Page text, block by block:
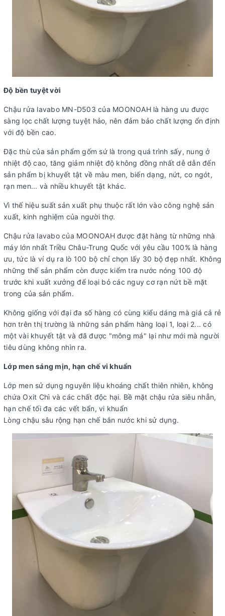
Độ bền tuyệt vời
Chậu rửa lavabo MN-D503 của MOONOAH là hàng ưu được
sàng lọc chất lượng tuyệt hảo, nên đảm bảo chất lượng ổn định
với độ bền cao.
Đặc thù của sản phẩm gốm sứ là trong quá trình sấy, nung ở
nhiệt độ cao, tăng giảm nhiệt độ không đồng nhất dễ dẫn đến
sản phẩm bị khuyết tật về màu men, biến dạng, nứt, co ngót,
rạn men... và nhiều khuyết tật khác.
Vì thế hiệu suất sản xuất phụ thuộc rất lớn vào công nghệ sản
xuất, kinh nghiệm của người thợ.
Chậu rửa lavabo của MOONOAH được đặt hàng từ những nhà
máy lớn nhất Triều Châu-Trung Quốc với yêu cầu 100% là hàng
ưu, tức là ví dụ ra lò 100 bộ chỉ chọn lấy 30 bộ đẹp nhất. Không
những thế sản phẩm còn được kiểm tra nước nóng 100 độ
trước khi xuất xưởng để loại bỏ các nguy cơ rạn nứt bề mặt
trong của sản phẩm.
Không giống với đại đa số hàng có cùng kiểu dáng mà giá cả rẻ
hơn trên thị trường là những sản phẩm hàng loại 1, loại 2... có
một vài khuyết tật và đã được "mông má" lại như mới mà người
tiêu dùng không nhìn ra.
Lớp men sáng mịn, hạn chế vi khuẩn
Lớp men sử dụng nguyên liệu khoáng chất thiên nhiên, không
chứa Oxit Chì và các chất độc hại. Bề mặt chậu rửa siêu nhẵn,
hạn chế tối đa các vết bẩn, vi khuẩn
Lòng chậu sâu rộng hạn chế bắn nước khi sử dụng.